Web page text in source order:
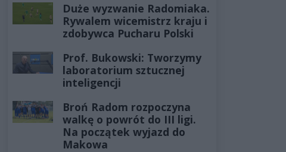
Duże wyzwanie Radomiaka.
Rywalem wicemistrz kraju i
zdobywca Pucharu Polski
Prof. Bukowski: Tworzymy
laboratorium sztucznej
inteligencji
Broń Radom rozpoczyna
walkę o powrót do III ligi.
Na początek wyjazd do
Makowa